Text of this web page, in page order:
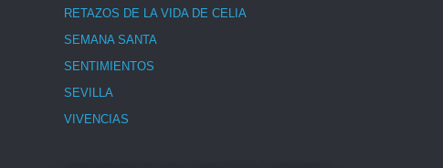
RETAZOS DE LA VIDA DE CELIA
SEMANA SANTA
SENTIMIENTOS
SEVILLA
VIVENCIAS